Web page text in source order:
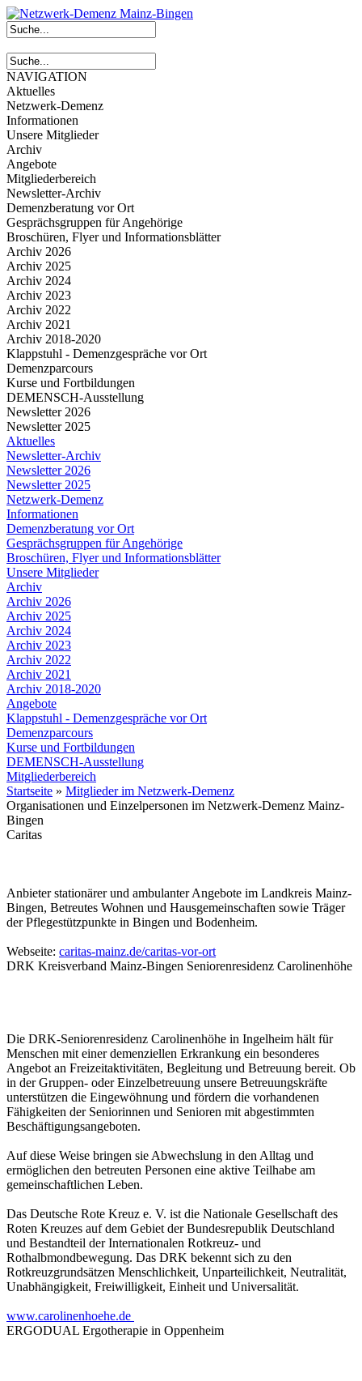
NAVIGATION
Aktuelles
Netzwerk-Demenz
Informationen
Unsere Mitglieder
Archiv
Angebote
Mitgliederbereich
Newsletter-Archiv
Demenzberatung vor Ort
Gesprächsgruppen für Angehörige
Broschüren, Flyer und Informationsblätter
Archiv 2026
Archiv 2025
Archiv 2024
Archiv 2023
Archiv 2022
Archiv 2021
Archiv 2018-2020
Klappstuhl - Demenzgespräche vor Ort
Demenzparcours
Kurse und Fortbildungen
DEMENSCH-Ausstellung
Newsletter 2026
Newsletter 2025
Aktuelles
Newsletter-Archiv
Newsletter 2026
Newsletter 2025
Netzwerk-Demenz
Informationen
Demenzberatung vor Ort
Gesprächsgruppen für Angehörige
Broschüren, Flyer und Informationsblätter
Unsere Mitglieder
Archiv
Archiv 2026
Archiv 2025
Archiv 2024
Archiv 2023
Archiv 2022
Archiv 2021
Archiv 2018-2020
Angebote
Klappstuhl - Demenzgespräche vor Ort
Demenzparcours
Kurse und Fortbildungen
DEMENSCH-Ausstellung
Mitgliederbereich
Startseite » Mitglieder im Netzwerk-Demenz
Organisationen und Einzelpersonen im Netzwerk-Demenz Mainz-
Bingen
Caritas
Anbieter stationärer und ambulanter Angebote im Landkreis Mainz-
Bingen, Betreutes Wohnen und Hausgemeinschaften sowie Träger
der Pflegestützpunkte in Bingen und Bodenheim.
Webseite: caritas-mainz.de/caritas-vor-ort
DRK Kreisverband Mainz-Bingen Seniorenresidenz Carolinenhöhe
Die DRK-Seniorenresidenz Carolinenhöhe in Ingelheim hält für
Menschen mit einer demenziellen Erkrankung ein besonderes
Angebot an Freizeitaktivitäten, Begleitung und Betreuung bereit. Ob
in der Gruppen- oder Einzelbetreuung unsere Betreuungskräfte
unterstützen die Eingewöhnung und fördern die vorhandenen
Fähigkeiten der Seniorinnen und Senioren mit abgestimmten
Beschäftigungsangeboten.
Auf diese Weise bringen sie Abwechslung in den Alltag und
ermöglichen den betreuten Personen eine aktive Teilhabe am
gemeinschaftlichen Leben.
Das Deutsche Rote Kreuz e. V. ist die Nationale Gesellschaft des
Roten Kreuzes auf dem Gebiet der Bundesrepublik Deutschland
und Bestandteil der Internationalen Rotkreuz- und
Rothalbmondbewegung. Das DRK bekennt sich zu den
Rotkreuzgrundsätzen Menschlichkeit, Unparteilichkeit, Neutralität,
Unabhängigkeit, Freiwilligkeit, Einheit und Universalität.
www.carolinenhoehe.de
ERGODUAL Ergotherapie in Oppenheim